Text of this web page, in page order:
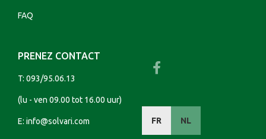
FAQ
PRENEZ CONTACT
T: 093/95.06.13
(lu - ven 09.00 tot 16.00 uur)
E: info@solvari.com FR NL